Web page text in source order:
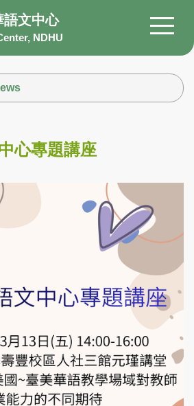
語文中心
NDHU
搜尋
心專題講座